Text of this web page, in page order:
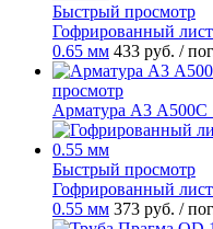
Быстрый просмотр
Гофрированный
0.65 мм 433 руб. /
просмотр
Арматура А3 А500С
Быстрый просмотр
Гофрированный
0.55 мм 373 руб. /